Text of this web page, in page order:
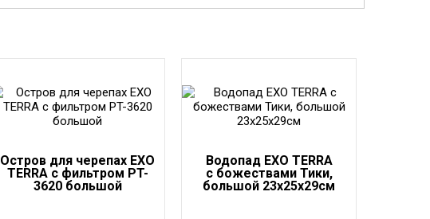
Остров для черепах EXO
TERRA с фильтром PT-
3620 большой
Водопад EXO TERRA
с божествами Тики,
большой 23x25x29см